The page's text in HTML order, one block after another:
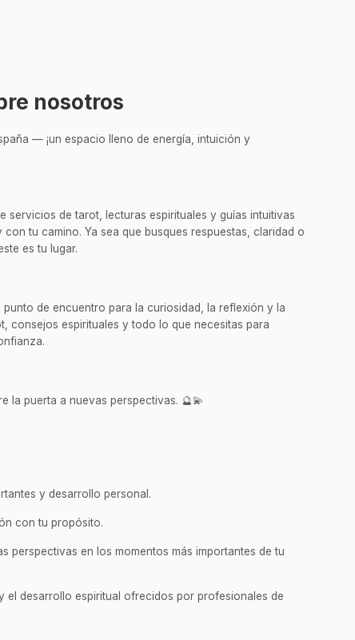
nosotros
— ¡un espacio lleno de energía, intuición y
servicios de tarot, lecturas espirituales y guías intuitivas
tu camino. Ya sea que busques respuestas, claridad o
es tu lugar.
punto de encuentro para la curiosidad, la reflexión y la
consejos espirituales y todo lo que necesitas para
la puerta a nuevas perspectivas. 🔮💫
y desarrollo personal.
con tu propósito.
perspectivas en los momentos más importantes de tu
el desarrollo espiritual ofrecidos por profesionales de